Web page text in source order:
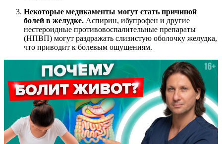
Некоторые медикаменты могут стать причиной
болей в желудке. Аспирин, ибупрофен и другие
нестероидные противовоспалительные препараты
(НПВП) могут раздражать слизистую оболочку желудка,
что приводит к болевым ощущениям.